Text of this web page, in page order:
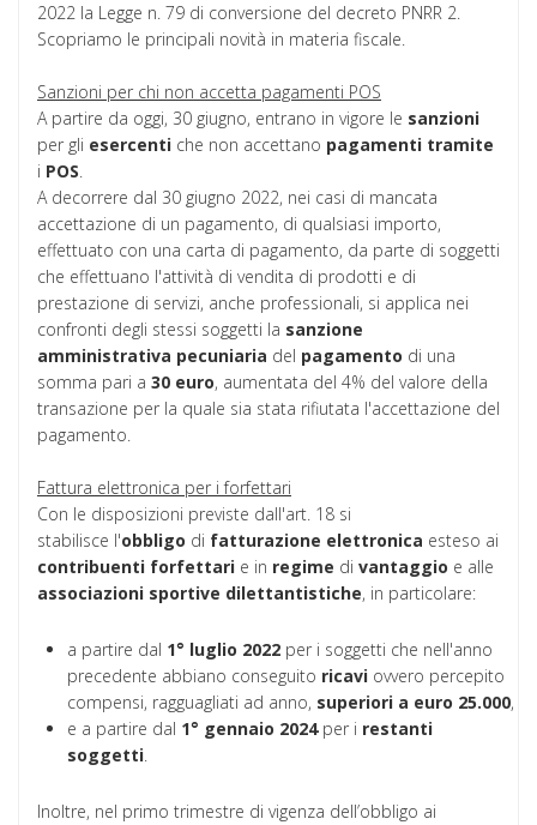
2022 la Legge n. 79 di conversione del decreto PNRR 2.
Scopriamo le principali novità in materia fiscale.
Sanzioni per chi non accetta pagamenti POS
A partire da oggi, 30 giugno, entrano in vigore le sanzioni
per gli esercenti che non accettano pagamenti tramite
i POS.
A decorrere dal 30 giugno 2022, nei casi di mancata
accettazione di un pagamento, di qualsiasi importo,
effettuato con una carta di pagamento, da parte di soggetti
che effettuano l'attività di vendita di prodotti e di
prestazione di servizi, anche professionali, si applica nei
confronti degli stessi soggetti la sanzione
amministrativa pecuniaria del pagamento di una
somma pari a 30 euro, aumentata del 4% del valore della
transazione per la quale sia stata rifiutata l'accettazione del
pagamento.
Fattura elettronica per i forfettari
Con le disposizioni previste dall'art. 18 si
stabilisce l'obbligo di fatturazione elettronica esteso ai
contribuenti forfettari e in regime di vantaggio e alle
associazioni sportive dilettantistiche, in particolare:
a partire dal 1° luglio 2022 per i soggetti che nell'anno
precedente abbiano conseguito ricavi ovvero percepito
compensi, ragguagliati ad anno, superiori a euro 25.000,
e a partire dal 1° gennaio 2024per i restanti
soggetti.
Inoltre, nel primo trimestre di vigenza dell’obbligo ai